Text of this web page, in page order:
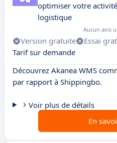
optimiser votre activité
logistique
Aucun avis
Version gratuite Essai
Tarif sur demande
Découvrez Akanea WMS
par rapport à Shippingbo.
Voir plus de détails
En